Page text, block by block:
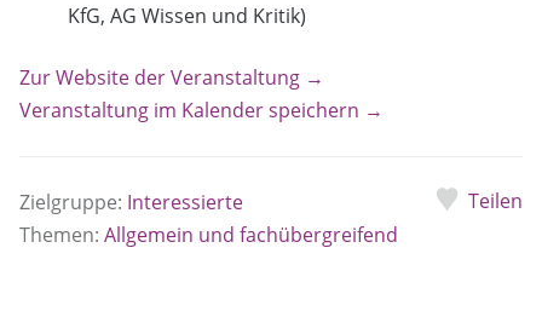
KfG, AG Wissen und Kritik)
Zur Website der Veranstaltung →
Veranstaltung im Kalender speichern →
Zielgruppe: Interessierte
Themen: Allgemein und fachübergreifend
Teilen